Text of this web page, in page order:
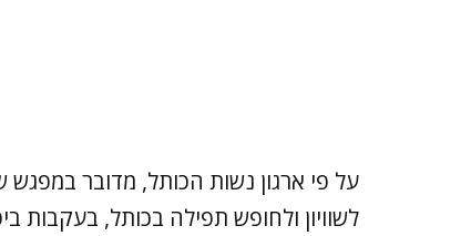
על פי ארגון נשות הכותל, מדובר
לשוויון ולחופש תפילה בכותל, בעקבות